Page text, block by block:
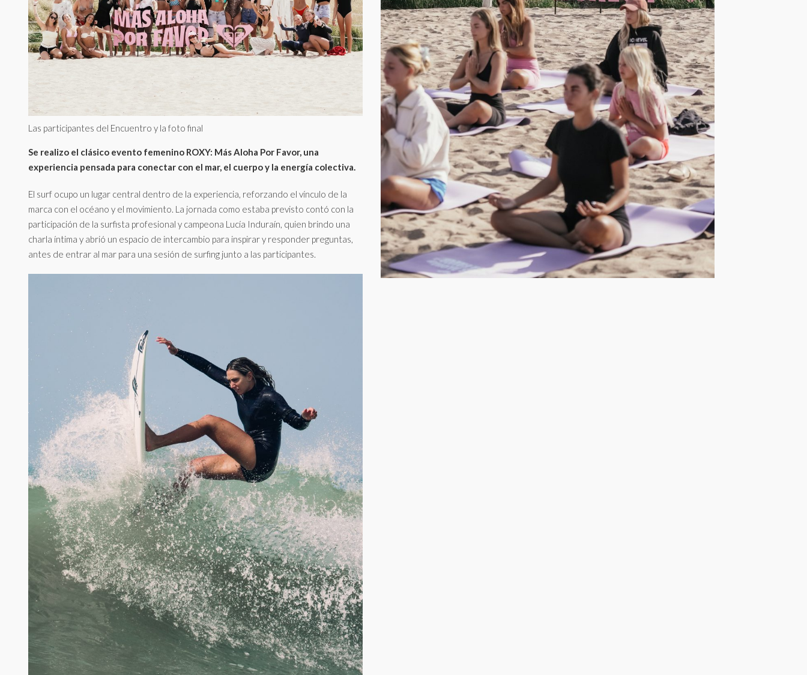
Las participantes del Encuentro y la foto final
Se realizo el clásico evento femenino ROXY: Más Aloha Por Favor, una
experiencia pensada para conectar con el mar, el cuerpo y la energía colectiva.
El surf ocupo un lugar central dentro de la experiencia, reforzando el vínculo de la
marca con el océano y el movimiento. La jornada como estaba previsto contó con la
participación de la surfista profesional y campeona Lucía Induraín, quien brindo una
charla íntima y abrió un espacio de intercambio para inspirar y responder preguntas,
antes de entrar al mar para una sesión de surfing junto a las participantes.